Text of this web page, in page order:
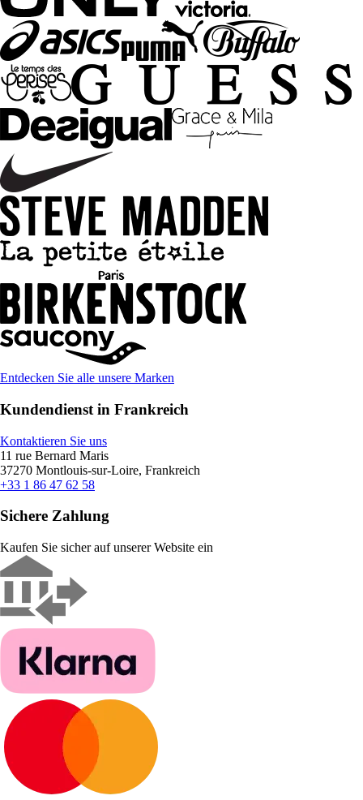
Entdecken Sie alle unsere Marken
Kundendienst in Frankreich
Kontaktieren Sie uns
11 rue Bernard Maris
37270 Montlouis-sur-Loire, Frankreich
+33 1 86 47 62 58
Sichere Zahlung
Kaufen Sie sicher auf unserer Website ein